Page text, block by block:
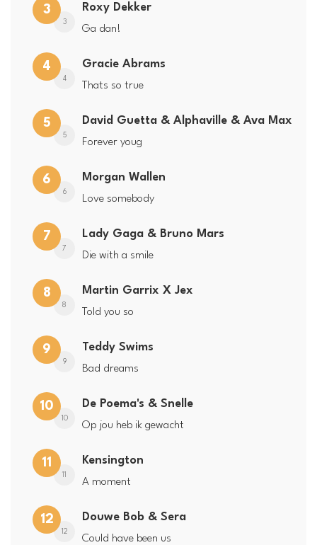
3
3
Roxy Dekker
Ga dan!
4
4
Gracie Abrams
Thats so true
5
5
David Guetta & Alphaville & Ava Max
Forever youg
6
6
Morgan Wallen
Love somebody
7
7
Lady Gaga & Bruno Mars
Die with a smile
8
8
Martin Garrix X Jex
Told you so
9
9
Teddy Swims
Bad dreams
10
10
De Poema's & Snelle
Op jou heb ik gewacht
11
11
Kensington
A moment
12
12
Douwe Bob & Sera
Could have been us